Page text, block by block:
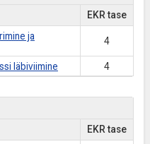
EKR tase
ja
4
läbiviimine 4
EKR tase